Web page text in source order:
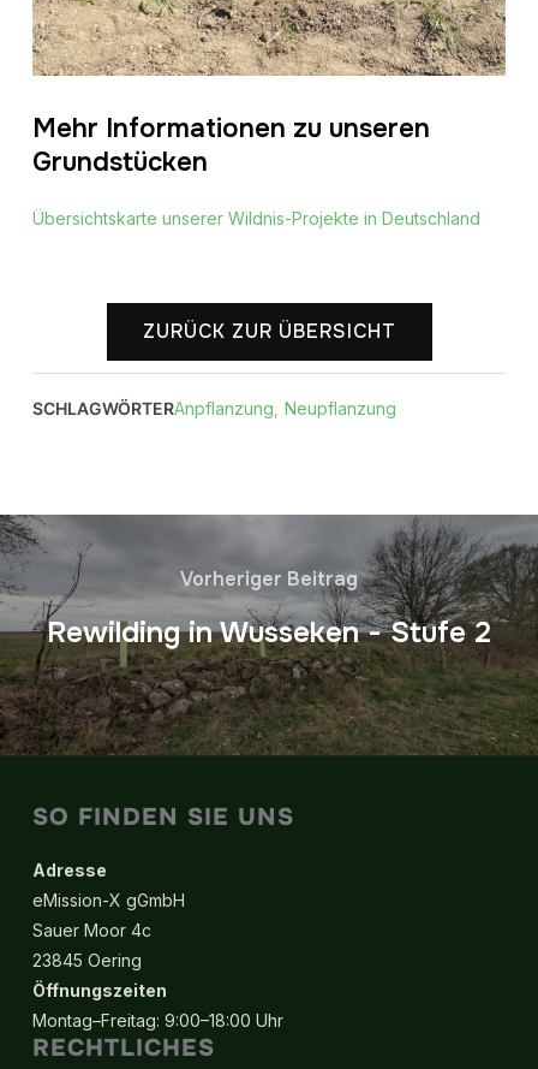
Mehr Informationen zu unseren
Grundstücken
Übersichtskarte unserer Wildnis-Projekte in Deutschland
ZURÜCK ZUR ÜBERSICHT
SCHLAGWÖRTERAnpflanzung Neupflanzung
Vorheriger Beitrag
Rewilding in Wusseken - Stufe 2
SO FINDEN SIE UNS
Adresse
eMission-X gGmbH
Sauer Moor 4c
23845 Oering
Öffnungszeiten
Montag–Freitag: 9:00–18:00 Uhr
RECHTLICHES